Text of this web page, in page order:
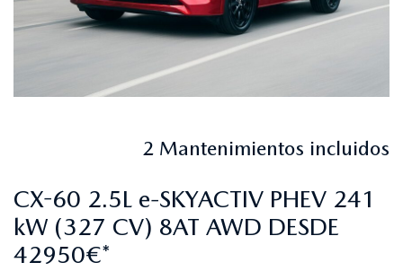
2 Mantenimientos incluidos
CX-60 2.5L e-SKYACTIV PHEV 241
kW (327 CV) 8AT AWD DESDE
42950€*